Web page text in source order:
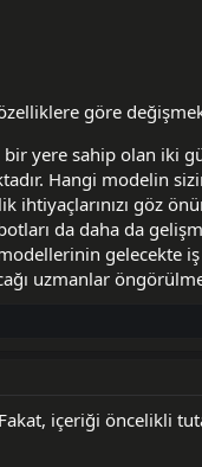
göre
bir yere sahip olan iki
Hangi modelin
ihtiyaçlarınızı göz
da daha da
gelecekte iş
uzmanlar
içeriği öncelikli